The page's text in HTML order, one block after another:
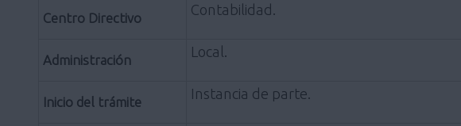
Centro Directivo
Contabilidad.
Administración
Local.
Inicio del trámite
Instancia de parte.